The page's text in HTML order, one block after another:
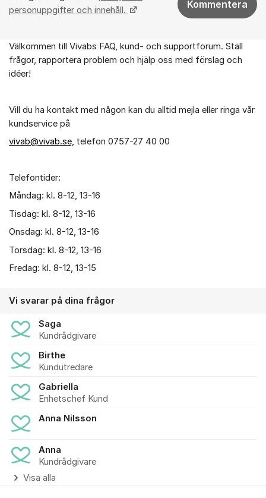
personuppgifter och innehåll.
Kommentera
Om forumet
Välkommen till Vivabs FAQ, kund- och supportforum. Ställ
frågor, rapportera problem och hjälp oss med förslag och
idéer!
Vill du ha kontakt med någon kan du alltid mejla eller ringa vår
kundservice på
vivab@vivab.se, telefon 0757-27 40 00
Telefontider:
Måndag: kl. 8-12, 13-16
Tisdag: kl. 8-12, 13-16
Onsdag: kl. 8-12, 13-16
Torsdag: kl. 8-12, 13-16
Fredag: kl. 8-12, 13-15
Vi svarar på dina frågor
Saga
Kundrådgivare
Birthe
Kundutredare
Gabriella
Enhetschef Kund
Anna Nilsson
Anna
Kundrådgivare
Visa alla